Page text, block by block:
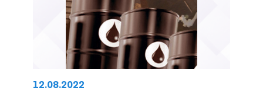
12.08.2022